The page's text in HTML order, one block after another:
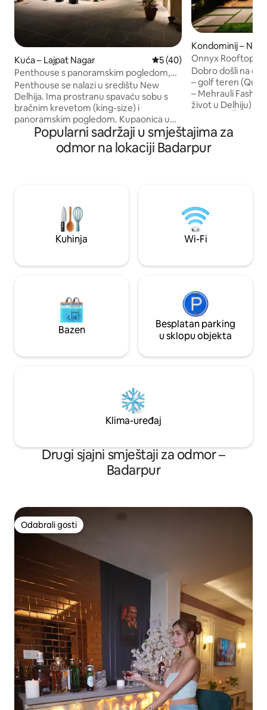
Kuća – Lajpat Nagar Prosječna ocjena: 5/5,
5 (40)
Penthouse s panoramskim pogledom,
terasa i vrt, 1 spavaća soba i dnevni
boravak
Penthouse se nalazi u središtu New
Delhija. Ima prostranu spavaću sobu s
bračnim krevetom (king-size) i
panoramskim pogledom. Kupaonica u
apartmanu. Veliki dnevni boravak s
pogledom na vrt na terasi. Smještaj ima
otvorenu opremljenu kuhinju. Prostor za
na vremenske uvjete. U blizini se nalazi
mnogo turističkih mjesta. Prostor je
pažljivo osmišljen kako bi bio
jednostavan, praktičan i udoban, a
Kondominij –
Onnyx Rooftop –
jacuzzijem
Dobro došli na
– golf teren
– Mehrauli
život u Delhiju) i
🛜 300 Mbps –
zraka – H13/
čišćenje i svježi
cm) 🛋️ Kaučom u
sjedala 🚻 2
kadom
Popularni sadržaji u smještajima za
odmor na lokaciji Badarpur
Kuhinja Wi-Fi
Bazen
Besplatan parking
u sklopu objekta
Klima-uređaj
Drugi sjajni smještaji za odmor –
Badarpur
Odabrali gosti
Odabrali gosti